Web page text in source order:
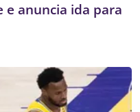
e anuncia ida para